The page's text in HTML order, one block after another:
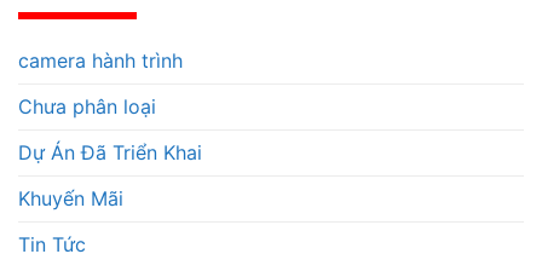
camera hành trình
Chưa phân loại
Dự Án Đã Triển Khai
Khuyến Mãi
Tin Tức